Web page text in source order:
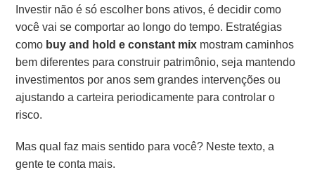
Investir não é só escolher bons ativos, é decidir como
você vai se comportar ao longo do tempo. Estratégias
como buy and hold e constant mix mostram caminhos
bem diferentes para construir patrimônio, seja mantendo
investimentos por anos sem grandes intervenções ou
ajustando a carteira periodicamente para controlar o
risco.
Mas qual faz mais sentido para você? Neste texto, a
gente te conta mais.